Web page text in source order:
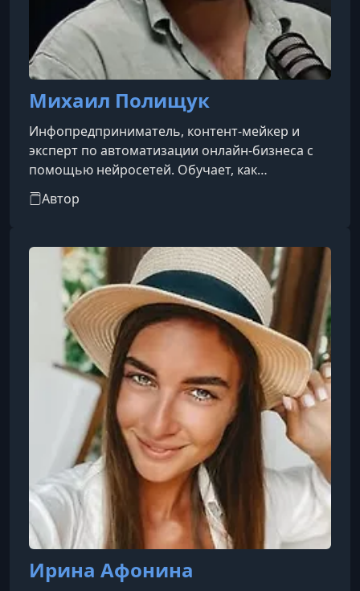
Михаил Полищук
Инфопредприниматель, контент-мейкер и
эксперт по автоматизации онлайн-бизнеса с
помощью нейросетей. Обучает, как
упаковывать свои знания в курсы,
наставничество или гайды и продавать их
день», скорее всего, подразумевается в рублях
(на начальном этапе) или как амбициозная
цель в долларах при масштабировании.
Автор
Ирина Афонина